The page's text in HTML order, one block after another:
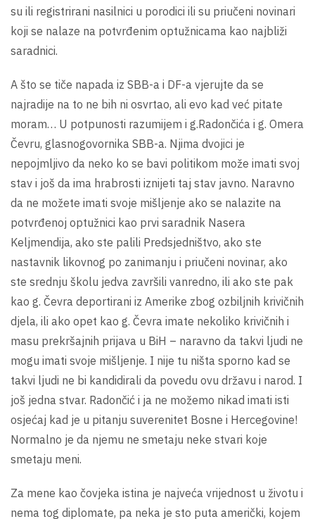
su ili registrirani nasilnici u porodici ili su priučeni novinari
koji se nalaze na potvrđenim optužnicama kao najbliži
saradnici.
A što se tiče napada iz SBB-a i DF-a vjerujte da se
najradije na to ne bih ni osvrtao, ali evo kad već pitate
moram… U potpunosti razumijem i g.Radončića i g. Omera
Čevru, glasnogovornika SBB-a. Njima dvojici je
nepojmljivo da neko ko se bavi politikom može imati svoj
stav i još da ima hrabrosti iznijeti taj stav javno. Naravno
da ne možete imati svoje mišljenje ako se nalazite na
potvrđenoj optužnici kao prvi saradnik Nasera
Keljmendija, ako ste palili Predsjedništvo, ako ste
nastavnik likovnog po zanimanju i priučeni novinar, ako
ste srednju školu jedva završili vanredno, ili ako ste pak
kao g. Čevra deportirani iz Amerike zbog ozbiljnih krivičnih
djela, ili ako opet kao g. Čevra imate nekoliko krivičnih i
masu prekršajnih prijava u BiH – naravno da takvi ljudi ne
mogu imati svoje mišljenje. I nije tu ništa sporno kad se
takvi ljudi ne bi kandidirali da povedu ovu državu i narod. I
još jedna stvar. Radončić i ja ne možemo nikad imati isti
osjećaj kad je u pitanju suverenitet Bosne i Hercegovine!
Normalno je da njemu ne smetaju neke stvari koje
smetaju meni.
Za mene kao čovjeka istina je najveća vrijednost u životu i
nema tog diplomate, pa neka je sto puta američki, kojem